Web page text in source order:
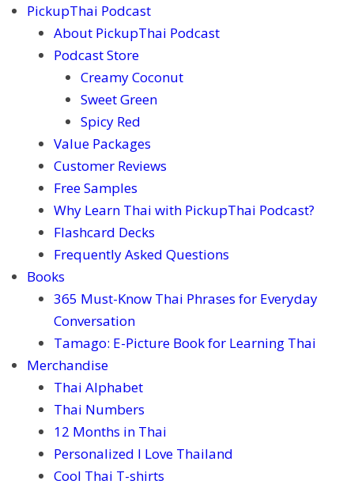
PickupThai Podcast
About PickupThai Podcast
Podcast Store
Creamy Coconut
Sweet Green
Spicy Red
Value Packages
Customer Reviews
Free Samples
Why Learn Thai with PickupThai Podcast?
Flashcard Decks
Frequently Asked Questions
Books
365 Must-Know Thai Phrases for Everyday
Conversation
Tamago: E-Picture Book for Learning Thai
Merchandise
Thai Alphabet
Thai Numbers
12 Months in Thai
Personalized I Love Thailand
Cool Thai T-shirts